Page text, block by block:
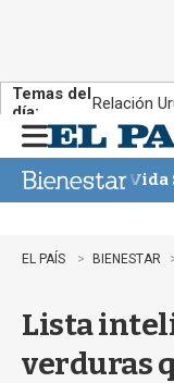
Temas del
día:
Relación
n
u
Vida
EL PAÍS BIENESTAR
Lista
verduras